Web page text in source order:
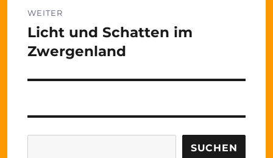
WEITER
Nächster
Beitrag:
Licht und Schatten im
Zwergenland
SUCHEN